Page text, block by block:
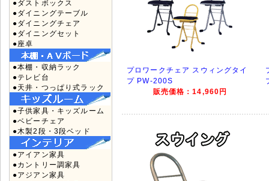
●ダストボックス
●ダイニングテーブル
●ダイニングチェア
●ダイニングセット
●座卓
●本棚・収納ラック
●テレビ台
●天井・つっぱり式ラック
●子供家具・キッズルーム
●ベビーチェア
●木製2段・3段ベッド
●アイアン家具
●カントリー調家具
●アジアン家具
プロワークチェア スウィングタイ
プ PW-200S
販売価格：14,960円